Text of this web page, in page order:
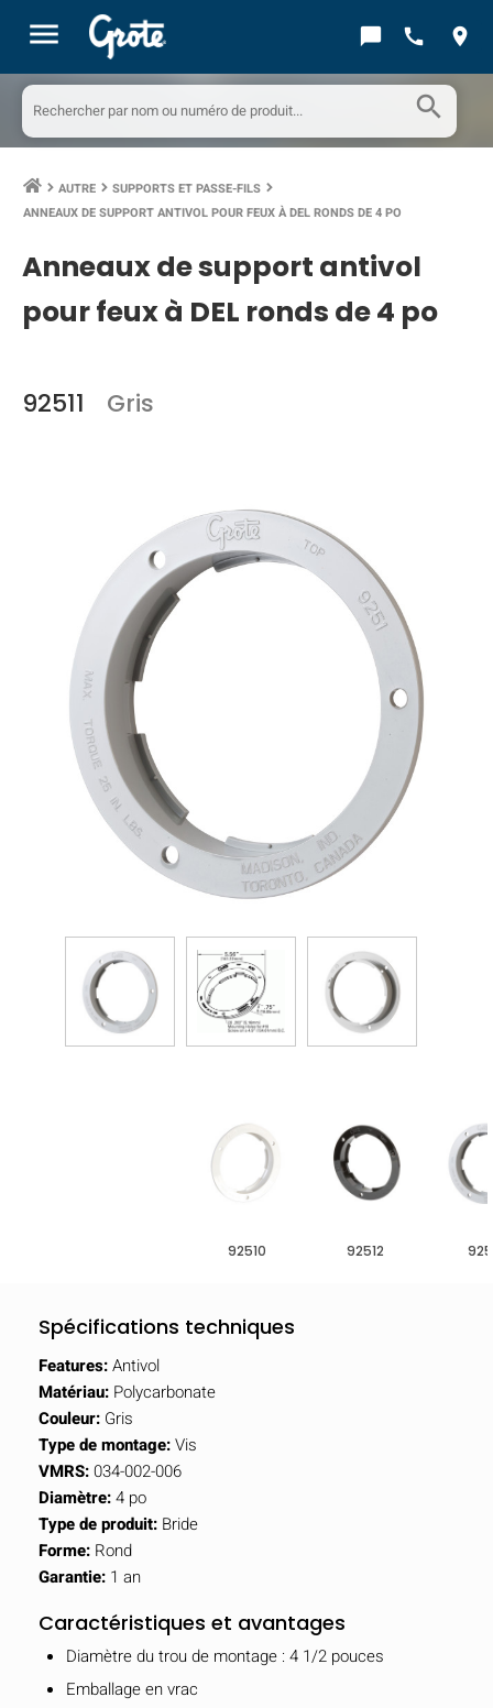
menu chat_bubble call location_on
search
keyboard_arrow_right AUTRE keyboard_arrow_right SUPPORTS ET PASSE-FILS keyboard_arrow_right
ANNEAUX DE SUPPORT ANTIVOL POUR FEUX À DEL RONDS DE 4 PO
Anneaux de support antivol
pour feux à DEL ronds de 4 po
92511 Gris
92510 92512
Spécifications techniques
Features:Antivol
Matériau: Polycarbonate
Couleur: Gris
Type de montage:Vis
VMRS:034-002-006
Diamètre:4 po
Type de produit: Bride
Forme: Rond
Garantie: 1 an
Caractéristiques et avantages
Diamètre du trou de montage : 4 1/2 pouces
Emballage en vrac